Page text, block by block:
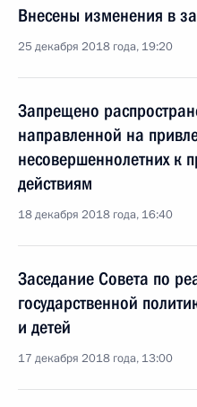
Внесены изменения в
25 декабря 2018 года, 19:20
Запрещено
направленной на
несовершеннолетних к
действиям
18 декабря 2018 года, 16:40
Заседание Совета по
государственной
и детей
17 декабря 2018 года, 13:00